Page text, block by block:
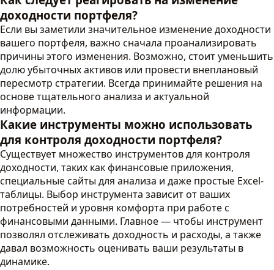
доходности портфеля?
Если вы заметили значительное изменение доходности
вашего портфеля, важно сначала проанализировать
причины этого изменения. Возможно, стоит уменьшить
долю убыточных активов или провести внеплановый
пересмотр стратегии. Всегда принимайте решения на
основе тщательного анализа и актуальной
информации.
Какие инструменты можно использовать
для контроля доходности портфеля?
Существует множество инструментов для контроля
доходности, таких как финансовые приложения,
специальные сайты для анализа и даже простые Excel-
таблицы. Выбор инструмента зависит от ваших
потребностей и уровня комфорта при работе с
финансовыми данными. Главное — чтобы инструмент
позволял отслеживать доходность и расходы, а также
давал возможность оценивать ваши результаты в
динамике.